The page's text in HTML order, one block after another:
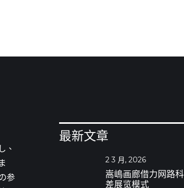
、
参
最新文章
2 3 月, 2026
嵩嶋画廊借力网路
差展览模式